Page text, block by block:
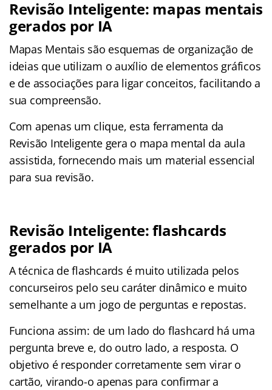
Revisão Inteligente: mapas mentais
gerados por IA
Mapas Mentais são esquemas de organização de
ideias que utilizam o auxílio de elementos gráficos
e de associações para ligar conceitos, facilitando a
sua compreensão.
Com apenas um clique, esta ferramenta da
Revisão Inteligente gera o mapa mental da aula
assistida, fornecendo mais um material essencial
para sua revisão.
Revisão Inteligente: flashcards
gerados por IA
A técnica de flashcards é muito utilizada pelos
concurseiros pelo seu caráter dinâmico e muito
semelhante a um jogo de perguntas e repostas.
Funciona assim: de um lado do flashcard há uma
pergunta breve e, do outro lado, a resposta. O
objetivo é responder corretamente sem virar o
cartão, virando-o apenas para confirmar a